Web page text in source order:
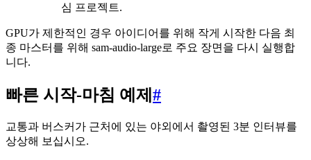
심 프로젝트.
GPU가 제한적인 경우 아이디어를 위해 작게 시작한 다음 최
종 마스터를 위해 sam-audio-large로 주요 장면을 다시 실행합
니다.
빠른 시작-마침 예제 #
교통과 버스커가 근처에 있는 야외에서 촬영된 3분 인터뷰를
상상해 보십시오.